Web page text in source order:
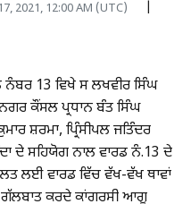
2021, 12:00 AM (UTC)
ਨੰਬਰ 13 ਵਿਖੇ ਸ ਲਖਵੀਰ ਸਿੰਘ
ਕੌਂਸਲ ਪ੍ਰਧਾਨ ਬੰਤ ਸਿੰਘ
ਸ਼ਰਮਾ, ਪ੍ਰਿੰਸੀਪਲ ਜਤਿੰਦਰ
ਦੇ ਸਹਿਯੋਗ ਨਾਲ ਵਾਰਡ ਨੰ.13 ਦੇ
ਲਈ ਵਾਰਡ ਵਿੱਚ ਵੱਖ-ਵੱਖ ਥਾਵਾਂ
ਕਰਦੇ ਕਾਂਗਰਸੀ ਆਗੂ